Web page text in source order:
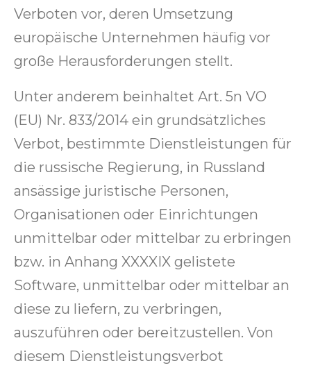
Verboten vor, deren Umsetzung
europäische Unternehmen häufig vor
große Herausforderungen stellt.
Unter anderem beinhaltet Art. 5n VO
(EU) Nr. 833/2014 ein grundsätzliches
Verbot, bestimmte Dienstleistungen für
die russische Regierung, in Russland
ansässige juristische Personen,
Organisationen oder Einrichtungen
unmittelbar oder mittelbar zu erbringen
bzw. in Anhang XXXXIX gelistete
Software, unmittelbar oder mittelbar an
diese zu liefern, zu verbringen,
auszuführen oder bereitzustellen. Von
diesem Dienstleistungsverbot